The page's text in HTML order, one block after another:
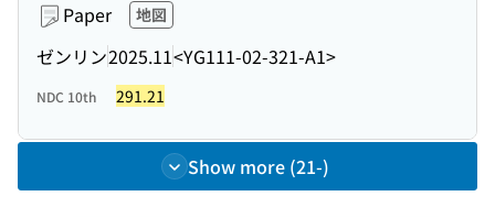
Paper 地図
ゼンリン2025.11<YG111-02-321-A1>
NDC 10th 291.21
Show more (21-)